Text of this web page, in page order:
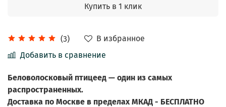
(3)
В избранное
Добавить в сравнение
Купить в 1 клик
Беловолосковый птицеед — один из самых
распространенных.
Доставка по Москве в пределах МКАД - БЕСПЛАТНО